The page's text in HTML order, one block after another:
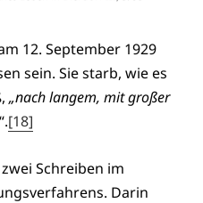
12. September 1929
sein. Sie starb, wie es
„nach langem, mit großer
“.[18]
Schreiben im
Darin